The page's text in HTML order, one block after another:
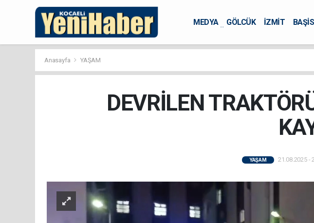
MEDYA GÖLCÜK İZMİT
Anasayfa YAŞAM
DEVRİLEN
YAŞAM 21.08.2025 -